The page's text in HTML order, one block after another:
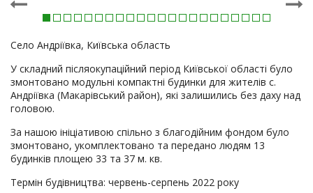
Село Андріївка, Київська область
У складний післяокупаційний період Київської області було
змонтовано модульні компактні будинки для жителів с.
Андріївка (Макарівський район), які залишились без даху над
головою.
За нашою ініціативою спільно з благодійним фондом було
змонтовано, укомплектовано та передано людям 13
будинків площею 33 та 37 м. кв.
Термін будівництва: червень-серпень 2022 року